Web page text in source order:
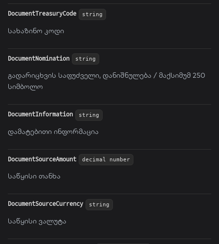
DocumentTreasuryCode string
სახაზინო კოდი
DocumentNomination string
გადარიცხვის საფუძველი, დანიშნულება / მაქსიმუმ 250
სიმბოლო
DocumentInformation string
დამატებითი ინფორმაცია
DocumentSourceAmount decimal number
საწყისი თანხა
DocumentSourceCurrency string
საწყისი ვალუტა